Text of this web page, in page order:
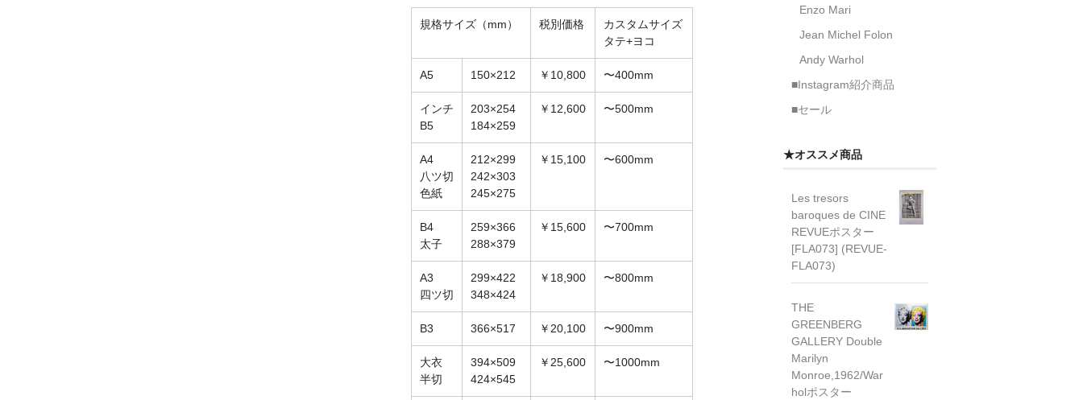
規格サイズ（mm） 税別価格
カスタムサイズ
タテ+ヨコ
A5 150×212 ￥10,800 〜400mm
インチ
B5
203×254
184×259
￥12,600 〜500mm
A4
八ツ切
色紙
212×299
242×303
245×275
￥15,100 〜600mm
B4
太子
259×366
288×379
￥15,600 〜700mm
A3
四ツ切
299×422
348×424
￥18,900 〜800mm
B3 366×517 ￥20,100 〜900mm
大衣
半切
394×509
424×545
￥25,600 〜1000mm
Enzo Mari
Jean Michel Folon
Andy Warhol
■Instagram紹介商品
■セール
★オススメ商品
Les tresors
baroques de CINE
REVUEポスター
[FLA073] (REVUE-
FLA073)
THE
GREENBERG
GALLERY Double
Marilyn
Monroe,1962/War
holポスター